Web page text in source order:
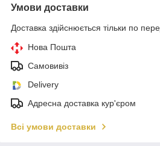
Умови доставки
Доставка здійснюється тільки по
Нова Пошта
Самовивіз
Delivery
Адресна доставка кур'єром
Всі умови доставки